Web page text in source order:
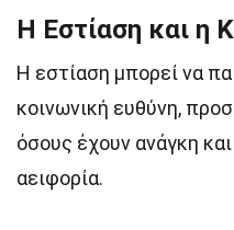
Η Εστίαση και η
Η εστίαση μπορεί να
κοινωνική ευθύνη,
όσους έχουν ανάγκη
αειφορία.